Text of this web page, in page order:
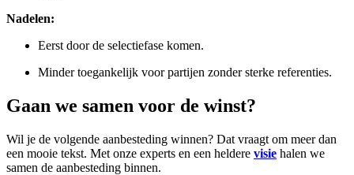
Nadelen:
Eerst door de selectiefase komen.
Minder toegankelijk voor partijen zonder sterke referenties.
Gaan we samen voor de winst?
Wil je de volgende aanbesteding winnen? Dat vraagt om meer dan
een mooie tekst. Met onze experts en een heldere visie halen we
samen de aanbesteding binnen.